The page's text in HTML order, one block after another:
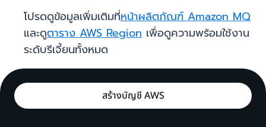
โปรดดูข้อมูลเพิ่มเติมที่หน้าผลิตภัณฑ์ Amazon MQ
และดูตาราง AWS Region เพื่อดูความพร้อมใช้งาน
ระดับรีเจี้ยนทั้งหมด
สร้างบัญชี AWS